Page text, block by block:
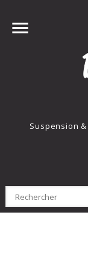

Suspension